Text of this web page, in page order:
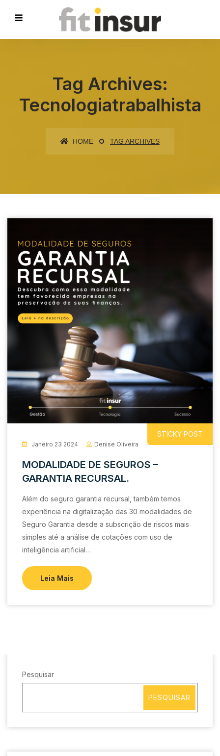
Tag Archives:
Tecnologiatrabalhista
HOME TAG ARCHIVES
STICKY POST
Janeiro 23 2024 Denise Oliveira
MODALIDADE DE SEGUROS –
GARANTIA RECURSAL.
Além do seguro garantia recursal, também temos
experiência na digitalização das 30 modalidades de
Seguro Garantia desde a subscrição de riscos mais
simples até a análise de cotações com uso de
inteligência artificial…
Leia Mais
Pesquisar
PESQUISAR